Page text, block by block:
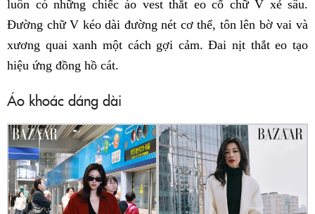
luôn có những chiếc áo vest thắt eo cổ chữ V xẻ sâu.
Đường chữ V kéo dài đường nét cơ thể, tôn lên bờ vai và
xương quai xanh một cách gợi cảm. Đai nịt thắt eo tạo
hiệu ứng đồng hồ cát.
Áo khoác dáng dài